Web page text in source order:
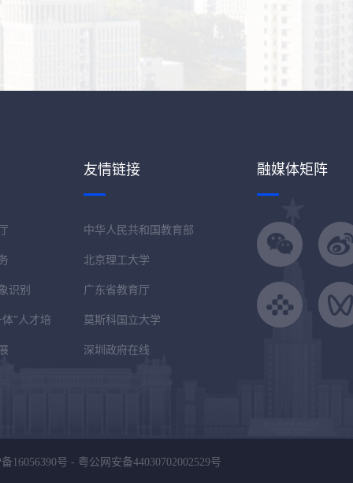
识别
体”人才培
友情链接
中华人民共和国教育部
北京理工大学
广东省教育厅
莫斯科国立大学
深圳政府在线
融媒体矩阵
16056390号 - 粤公网安备44030702002529号